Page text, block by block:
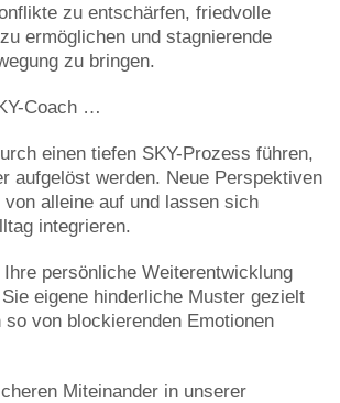
zu entschärfen, friedvolle
ermöglichen und stagnierende
zu bringen.
Coach …
einen tiefen SKY-Prozess führen,
aufgelöst werden. Neue Perspektiven
von alleine auf und lassen sich
integrieren.
persönliche Weiterentwicklung
eigene hinderliche Muster gezielt
von blockierenden Emotionen
Miteinander in unserer